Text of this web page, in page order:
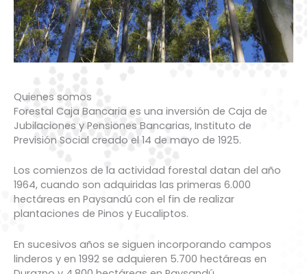
Quienes somos
Forestal Caja Bancaria es una inversión de Caja de
Jubilaciones y Pensiones Bancarias, Instituto de
Previsión Social creado el 14 de mayo de 1925.
Los comienzos de la actividad forestal datan del año
1964, cuando son adquiridas las primeras 6.000
hectáreas en Paysandú con el fin de realizar
plantaciones de Pinos y Eucaliptos.
En sucesivos años se siguen incorporando campos
linderos y en 1992 se adquieren 5.700 hectáreas en